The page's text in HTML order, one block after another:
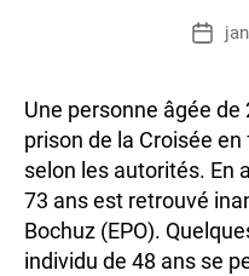
Date
Une personne âgée
prison de la Croisée
selon les autorités. En
73 ans est retrouvé
Bochuz (EPO).
individu de 48 ans se